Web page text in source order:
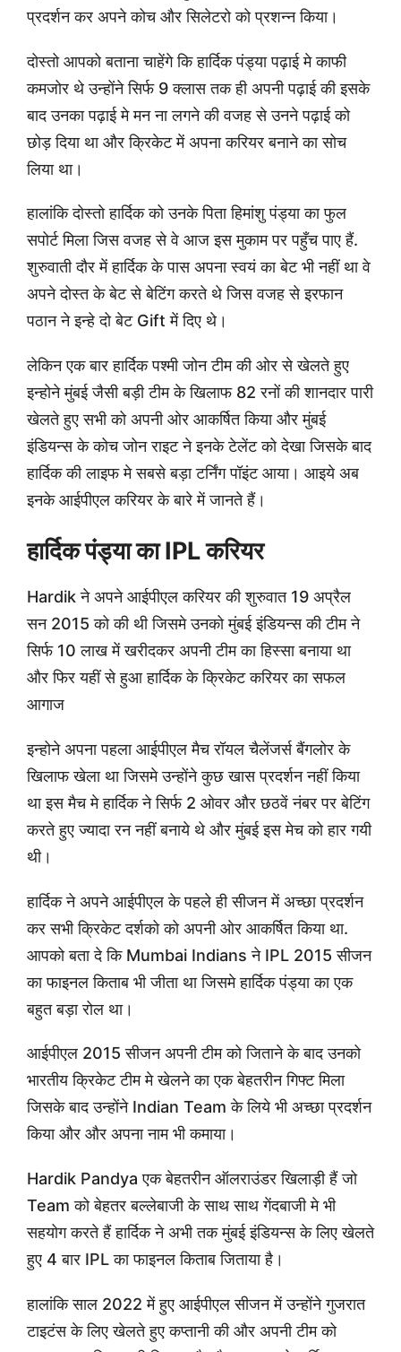
प्रदर्शन कर अपने कोच और सिलेटरो को प्रशन्न किया।
दोस्तो आपको बताना चाहेंगे कि हार्दिक पंड्या पढ़ाई मे काफी
कमजोर थे उन्होंने सिर्फ 9 क्लास तक ही अपनी पढ़ाई की इसके
बाद उनका पढ़ाई मे मन ना लगने की वजह से उनने पढ़ाई को
छोड़ दिया था और क्रिकेट में अपना करियर बनाने का सोच
लिया था।
हालांकि दोस्तो हार्दिक को उनके पिता हिमांशु पंड्या का फुल
सपोर्ट मिला जिस वजह से वे आज इस मुकाम पर पहुँच पाए हैं.
शुरुवाती दौर में हार्दिक के पास अपना स्वयं का बेट भी नहीं था वे
अपने दोस्त के बेट से बेटिंग करते थे जिस वजह से इरफान
पठान ने इन्हे दो बेट Gift में दिए थे।
लेकिन एक बार हार्दिक पश्मी जोन टीम की ओर से खेलते हुए
इन्होने मुंबई जैसी बड़ी टीम के खिलाफ 82 रनों की शानदार पारी
खेलते हुए सभी को अपनी ओर आकर्षित किया और मुंबई
इंडियन्स के कोच जोन राइट ने इनके टेलेंट को देखा जिसके बाद
हार्दिक की लाइफ मे सबसे बड़ा टर्निंग पॉइंट आया। आइये अब
इनके आईपीएल करियर के बारे में जानते हैं।
हार्दिक पंड्या का IPL करियर
Hardik ने अपने आईपीएल करियर की शुरुवात 19 अप्रैल
सन 2015 को की थी जिसमे उनको मुंबई इंडियन्स की टीम ने
सिर्फ 10 लाख में खरीदकर अपनी टीम का हिस्सा बनाया था
और फिर यहीं से हुआ हार्दिक के क्रिकेट करियर का सफल
आगाज
इन्होने अपना पहला आईपीएल मैच रॉयल चैलेंजर्स बैंगलोर के
खिलाफ खेला था जिसमे उन्होंने कुछ खास प्रदर्शन नहीं किया
था इस मैच मे हार्दिक ने सिर्फ 2 ओवर और छठवें नंबर पर बेटिंग
करते हुए ज्यादा रन नहीं बनाये थे और मुंबई इस मेच को हार गयी
थी।
हार्दिक ने अपने आईपीएल के पहले ही सीजन में अच्छा प्रदर्शन
कर सभी क्रिकेट दर्शको को अपनी ओर आकर्षित किया था.
आपको बता दे कि Mumbai Indians ने IPL 2015 सीजन
का फाइनल किताब भी जीता था जिसमे हार्दिक पंड्या का एक
बहुत बड़ा रोल था।
आईपीएल 2015 सीजन अपनी टीम को जिताने के बाद उनको
भारतीय क्रिकेट टीम मे खेलने का एक बेहतरीन गिफ्ट मिला
जिसके बाद उन्होंने Indian Team के लिये भी अच्छा प्रदर्शन
किया और और अपना नाम भी कमाया।
Hardik Pandya एक बेहतरीन ऑलराउंडर खिलाड़ी हैं जो
Team को बेहतर बल्लेबाजी के साथ साथ गेंदबाजी मे भी
सहयोग करते हैं हार्दिक ने अभी तक मुंबई इंडियन्स के लिए खेलते
हुए 4 बार IPL का फाइनल किताब जिताया है।
हालांकि साल 2022 में हुए आईपीएल सीजन में उन्होंने गुजरात
टाइटंस के लिए खेलते हुए कप्तानी की और अपनी टीम को